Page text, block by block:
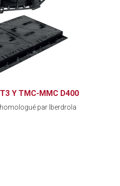
T3 Y TMC-MMC D400
par Iberdrola